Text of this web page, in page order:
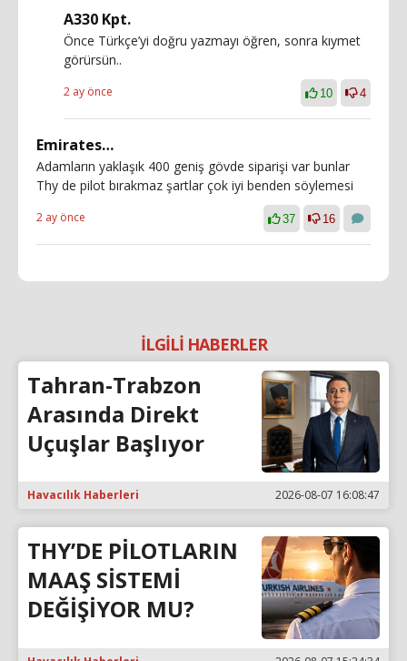
A330 Kpt.
Önce Türkçe’yi doğru yazmayı öğren, sonra kıymet
görürsün..
2 ay önce 10 4
Emirates…
Adamların yaklaşık 400 geniş gövde siparişi var bunlar
Thy de pilot bırakmaz şartlar çok iyi benden söylemesi
2 ay önce 37 16
İLGİLİ HABERLER
Tahran-Trabzon
Arasında Direkt
Uçuşlar Başlıyor
Havacılık Haberleri 2026-08-07 16:08:47
THY’DE PİLOTLARIN
MAAŞ SİSTEMİ
DEĞİŞİYOR MU?